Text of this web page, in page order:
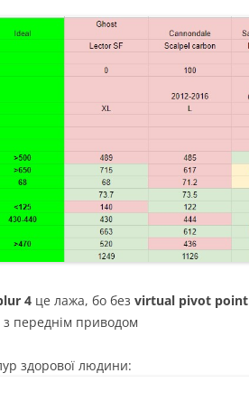
4 це лажа, бо без virtual pivot point
з переднім приводом
здорової людини: